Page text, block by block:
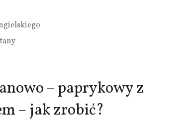
– paprykowy z
– jak zrobić?